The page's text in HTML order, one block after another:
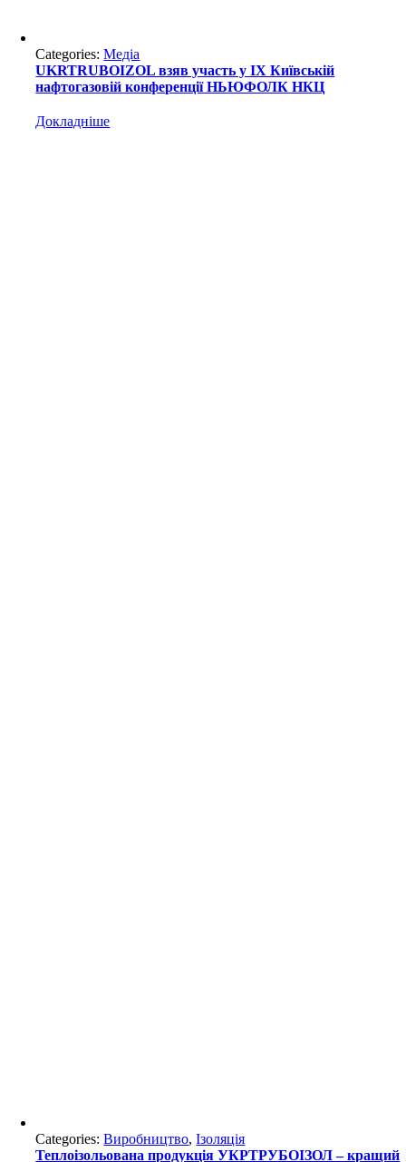
Categories:Медіа
UKRTRUBOIZOL взяв участь у IX Київській
нафтогазовій конференції НЬЮФОЛК НКЦ
Докладніше
Categories:Виробництво,Ізоляція
Теплоізольована продукція УКРТРУБОІЗОЛ – кращий